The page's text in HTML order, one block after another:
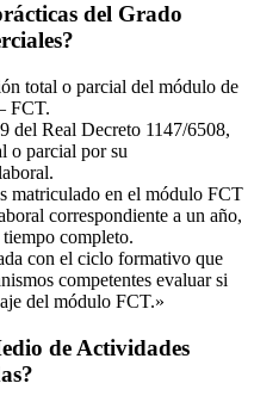
del Grado
total o parcial del módulo de
FCT.
del Real Decreto 1147/6508,
o parcial por su
matriculado en el módulo FCT
correspondiente a un año,
completo.
con el ciclo formativo que
competentes evaluar si
del módulo FCT.»
de Actividades